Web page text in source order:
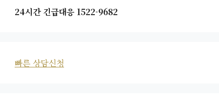
24시간 긴급대응 1522-9682
빠른 상담신청